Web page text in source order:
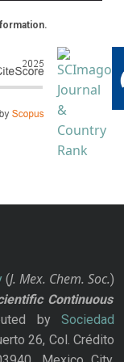
(J. Mex. Chem. Soc.)
Continuous
bySociedad
26, Col. Crédito